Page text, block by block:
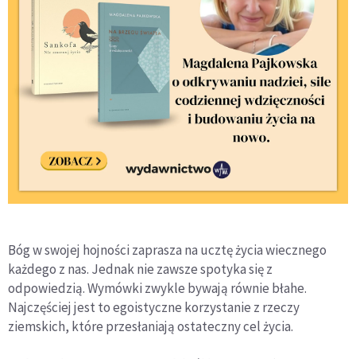
Bóg w swojej hojności zaprasza na ucztę życia wiecznego
każdego z nas. Jednak nie zawsze spotyka się z
odpowiedzią. Wymówki zwykle bywają równie błahe.
Najczęściej jest to egoistyczne korzystanie z rzeczy
ziemskich, które przesłaniają ostateczny cel życia.